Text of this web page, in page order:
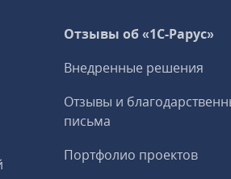
Отзывы об «1С-Рарус»
Внедренные решения
Отзывы и
письма
Портфолио проектов